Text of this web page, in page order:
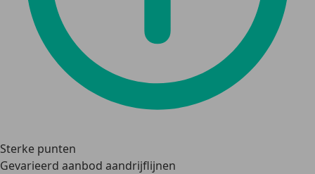
Sterke punten
Gevarieerd aanbod aandrijflijnen